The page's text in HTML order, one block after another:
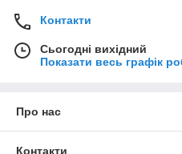
Контакти
Сьогодні вихідний
Показати весь графік
Про нас
Контакти